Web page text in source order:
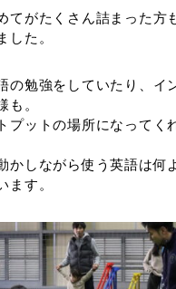
てがたくさん詰まった方
した。
の勉強をしていたり、イ
も。
プットの場所になってく
かしながら使う英語は何
ます。